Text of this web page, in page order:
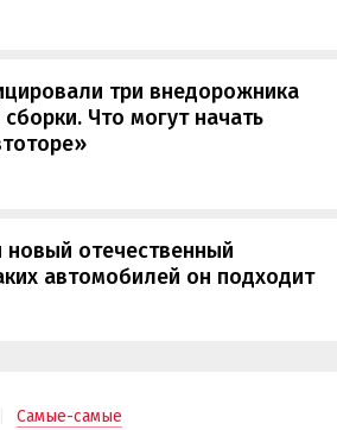
три внедорожника
Что могут начать
новый отечественный
автомобилей он подходит
Самые-самые